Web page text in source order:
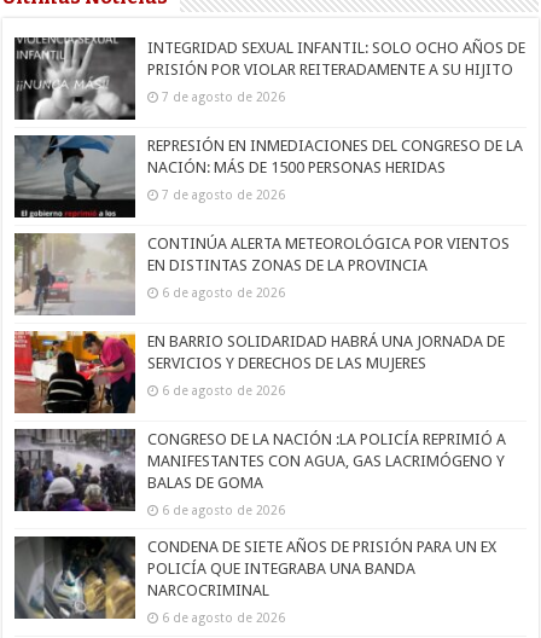
INTEGRIDAD SEXUAL INFANTIL: SOLO OCHO AÑOS DE
PRISIÓN POR VIOLAR REITERADAMENTE A SU HIJITO
7 de agosto de 2026
REPRESIÓN EN INMEDIACIONES DEL CONGRESO DE LA
NACIÓN: MÁS DE 1500 PERSONAS HERIDAS
7 de agosto de 2026
CONTINÚA ALERTA METEOROLÓGICA POR VIENTOS
EN DISTINTAS ZONAS DE LA PROVINCIA
6 de agosto de 2026
EN BARRIO SOLIDARIDAD HABRÁ UNA JORNADA DE
SERVICIOS Y DERECHOS DE LAS MUJERES
6 de agosto de 2026
CONGRESO DE LA NACIÓN :LA POLICÍA REPRIMIÓ A
MANIFESTANTES CON AGUA, GAS LACRIMÓGENO Y
BALAS DE GOMA
6 de agosto de 2026
CONDENA DE SIETE AÑOS DE PRISIÓN PARA UN EX
POLICÍA QUE INTEGRABA UNA BANDA
NARCOCRIMINAL
6 de agosto de 2026